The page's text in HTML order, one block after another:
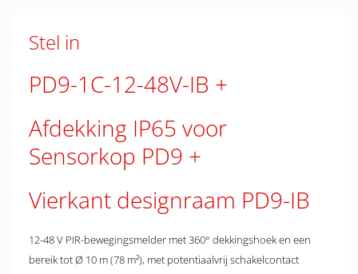
Stel in
PD9-1C-12-48V-IB
Afdekking IP65 voor
Sensorkop PD9
Vierkant designraam PD9-IB
12-48 V PIR-bewegingsmelder met 360° dekkingshoek en een
bereik tot Ø 10 m (78 m²), met potentiaalvrij schakelcontact